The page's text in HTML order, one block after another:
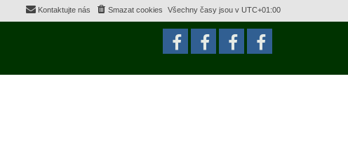
Všechny časy jsou v UTC+01:00
Smazat cookies
Kontaktujte nás